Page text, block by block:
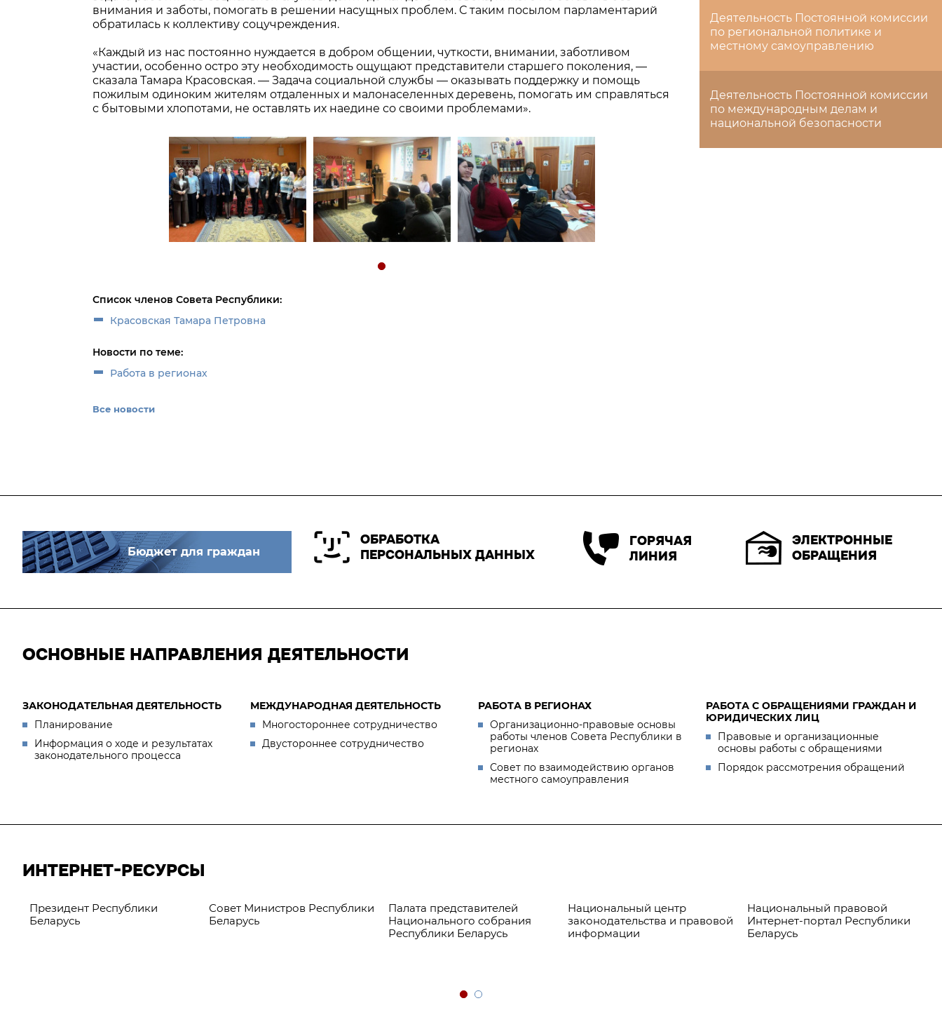
внимания и заботы, помогать в решении насущных проблем. С таким посылом парламентарий
обратилась к коллективу соцучреждения.
«Каждый из нас постоянно нуждается в добром общении, чуткости, внимании, заботливом
участии, особенно остро эту необходимость ощущают представители старшего поколения, —
сказала Тамара Красовская. — Задача социальной службы — оказывать поддержку и помощь
пожилым одиноким жителям отдаленных и малонаселенных деревень, помогать им справляться
с бытовыми хлопотами, не оставлять их наедине со своими проблемами».
Список членов Совета Республики:
Красовская Тамара Петровна
Новости по теме:
Работа в регионах
Все новости
Деятельность Постоянной комиссии
по региональной политике и
местному самоуправлению
Деятельность Постоянной комиссии
по международным делам и
национальной безопасности
Бюджет для граждан
ОБРАБОТКА
ПЕРСОНАЛЬНЫХ ДАННЫХ
ГОРЯЧАЯ
ЛИНИЯ
ЭЛЕКТРОННЫЕ
ОБРАЩЕНИЯ
ОСНОВНЫЕ НАПРАВЛЕНИЯ ДЕЯТЕЛЬНОСТИ
ЗАКОНОДАТЕЛЬНАЯ ДЕЯТЕЛЬНОСТЬ
Планирование
Информация о ходе и результатах
законодательного процесса
МЕЖДУНАРОДНАЯ ДЕЯТЕЛЬНОСТЬ
Многостороннее сотрудничество
Двустороннее сотрудничество
РАБОТА В РЕГИОНАХ
Организационно-правовые основы
работы членов Совета Республики в
регионах
Совет по взаимодействию органов
местного самоуправления
РАБОТА С ОБРАЩЕНИЯМИ ГРАЖДАН И
ЮРИДИЧЕСКИХ ЛИЦ
Правовые и организационные
основы работы с обращениями
Порядок рассмотрения обращений
ИНТЕРНЕТ-РЕСУРСЫ
Президент Республики
Беларусь
Совет Министров Республики
Беларусь
Палата представителей
Национального собрания
Республики Беларусь
Национальный центр
законодательства и правовой
информации
Национальный правовой
Интернет-портал Республики
Беларусь